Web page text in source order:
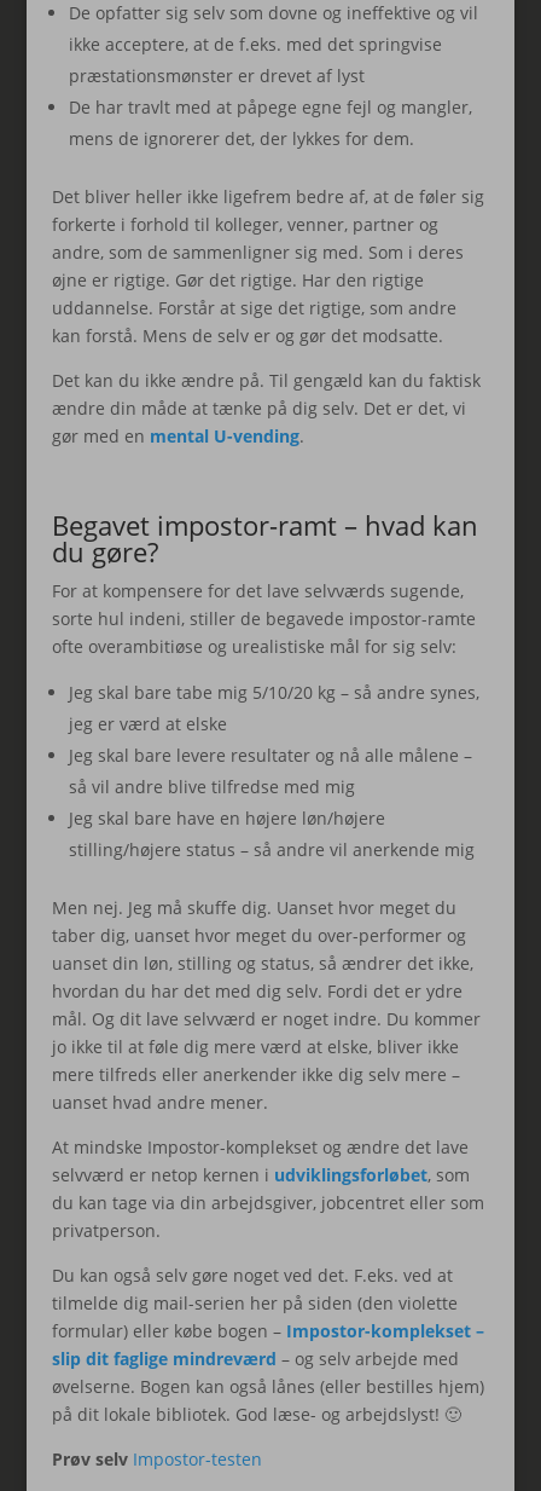
De opfatter sig selv som dovne og ineffektive og vil
ikke acceptere, at de f.eks. med det springvise
præstationsmønster er drevet af lyst
De har travlt med at påpege egne fejl og mangler,
mens de ignorerer det, der lykkes for dem.
Det bliver heller ikke ligefrem bedre af, at de føler sig
forkerte i forhold til kolleger, venner, partner og
andre, som de sammenligner sig med. Som i deres
øjne er rigtige. Gør det rigtige. Har den rigtige
uddannelse. Forstår at sige det rigtige, som andre
kan forstå. Mens de selv er og gør det modsatte.
Det kan du ikke ændre på. Til gengæld kan du faktisk
ændre din måde at tænke på dig selv. Det er det, vi
gør med en mental U-vending.
Begavet impostor-ramt – hvad kan
du gøre?
For at kompensere for det lave selvværds sugende,
sorte hul indeni, stiller de begavede impostor-ramte
ofte overambitiøse og urealistiske mål for sig selv:
Jeg skal bare tabe mig 5/10/20 kg – så andre synes,
jeg er værd at elske
Jeg skal bare levere resultater og nå alle målene –
så vil andre blive tilfredse med mig
Jeg skal bare have en højere løn/højere
stilling/højere status – så andre vil anerkende mig
Men nej. Jeg må skuffe dig. Uanset hvor meget du
taber dig, uanset hvor meget du over-performer og
uanset din løn, stilling og status, så ændrer det ikke,
hvordan du har det med dig selv. Fordi det er ydre
mål. Og dit lave selvværd er noget indre. Du kommer
jo ikke til at føle dig mere værd at elske, bliver ikke
mere tilfreds eller anerkender ikke dig selv mere –
uanset hvad andre mener.
At mindske Impostor-komplekset og ændre det lave
selvværd er netop kernen i udviklingsforløbet, som
du kan tage via din arbejdsgiver, jobcentret eller som
privatperson.
Du kan også selv gøre noget ved det. F.eks. ved at
tilmelde dig mail-serien her på siden (den violette
formular) eller købe bogen – Impostor-komplekset –
slip dit faglige mindreværd – og selv arbejde med
øvelserne. Bogen kan også lånes (eller bestilles hjem)
på dit lokale bibliotek. God læse- og arbejdslyst! 🙂
Prøv selv Impostor-testen